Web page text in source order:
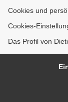
Cookies und
Cookies-
Das Profil von